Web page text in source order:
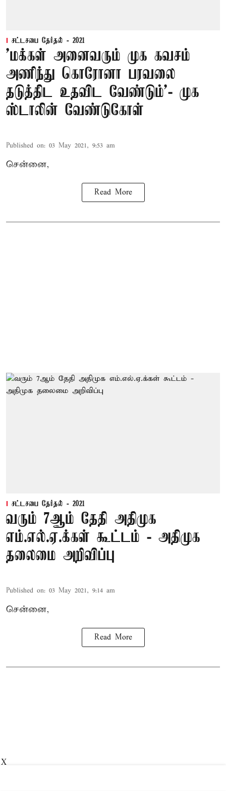
சட்டசபை தேர்தல் - 2021
'மக்கள் அனைவரும் முக கவசம்
அணிந்து கொரோனா பரவலை
தடுத்திட உதவிட வேண்டும்'- முக
ஸ்டாலின் வேண்டுகோள்
Published on: 03 May 2021, 9:53 am
சென்னை,
Read More
சட்டசபை தேர்தல் - 2021
வரும் 7ஆம் தேதி அதிமுக
எம்.எல்.ஏ.க்கள் கூட்டம் - அதிமுக
தலைமை அறிவிப்பு
Published on: 03 May 2021, 9:14 am
சென்னை,
Read More
X